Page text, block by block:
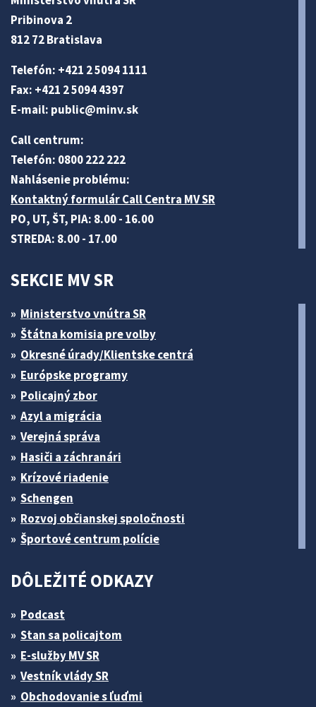
Pribinova 2
812 72 Bratislava
Telefón: +421 2 5094 1111
Fax: +421 2 5094 4397
E-mail: public@minv.sk
Call centrum:
Telefón: 0800 222 222
Nahlásenie problému:
Kontaktný formulár Call Centra MV SR
PO, UT, ŠT, PIA: 8.00 - 16.00
STREDA: 8.00 - 17.00
SEKCIE MV SR
Ministerstvo vnútra SR
Štátna komisia pre volby
Okresné úrady/Klientske centrá
Európske programy
Policajný zbor
Azyl a migrácia
Verejná správa
Hasiči a záchranári
Krízové riadenie
Schengen
Rozvoj občianskej spoločnosti
Športové centrum polície
DÔLEŽITÉ ODKAZY
Podcast
Stan sa policajtom
E-služby MV SR
Vestník vlády SR
Obchodovanie s ľuďmi